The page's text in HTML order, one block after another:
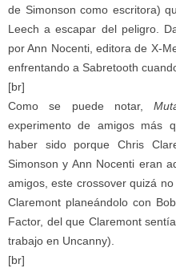
de Simonson como escritora)
Leech a escapar del peligro.
por Ann Nocenti, editora de X-
enfrentando a Sabretooth
[br]
Como se puede notar,
experimento de amigos más
haber sido porque Chris
Simonson y Ann Nocenti eran
amigos, este crossover quizá
Claremont planeándolo con
Factor, del que Claremont
trabajo en Uncanny).
[br]